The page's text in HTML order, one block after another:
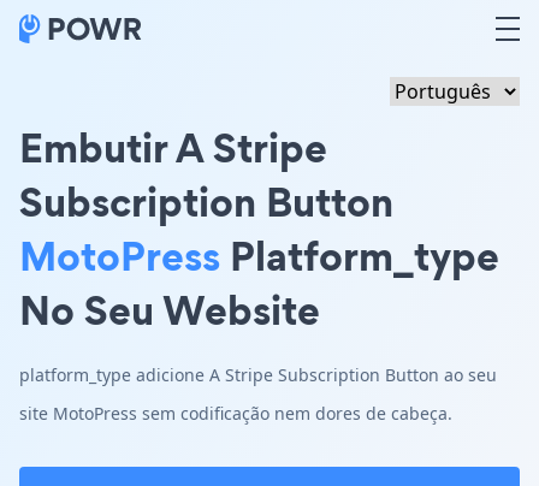
Embutir A Stripe
Subscription Button
MotoPress Platform_type
No Seu Website
platform_type adicione A Stripe Subscription Button ao seu
site MotoPress sem codificação nem dores de cabeça.